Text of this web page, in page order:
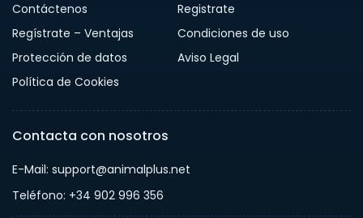
Contáctenos
Registrate
Regístrate – Ventajas
Condiciones de uso
Protección de datos
Aviso Legal
Política de Cookies
Contacta con nosotros
E-Mail: support@animalplus.net
Teléfono: +34 902 996 356